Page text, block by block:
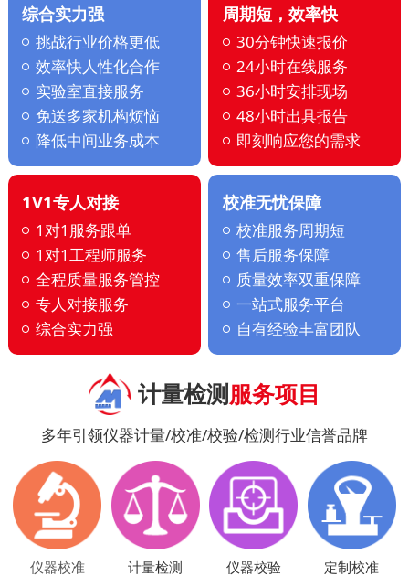
综合实力强
挑战行业价格更低
效率快人性化合作
实验室直接服务
免送多家机构烦恼
降低中间业务成本
周期短，效率快
30分钟快速报价
24小时在线服务
36小时安排现场
48小时出具报告
即刻响应您的需求
1V1专人对接
1对1服务跟单
1对1工程师服务
全程质量服务管控
专人对接服务
综合实力强
校准无忧保障
校准服务周期短
售后服务保障
质量效率双重保障
一站式服务平台
自有经验丰富团队
计量检测服务项目
多年引领仪器计量/校准/校验/检测行业信誉品牌
仪器校准 计量检测 仪器校验 定制校准